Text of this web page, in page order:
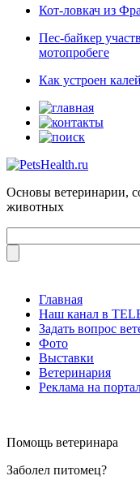
Кот-ловкач из
Пес-байкер
мотопробеге
Как устроен
Основы ветеринарии,
животных
Главная
Наш канал в
Задать вопрос
Фото
Выставки
Ветеринария
Реклама на
Помощь ветеринара
Заболел питомец?